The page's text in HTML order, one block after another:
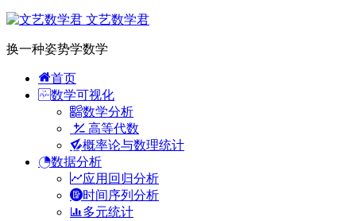
文艺数学君
换一种姿势学数学
首页
数学可视化
数学分析
高等代数
概率论与数理统计
数据分析
应用回归分析
时间序列分析
多元统计